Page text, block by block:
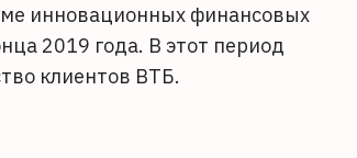
инновационных финансовых
2019 года. В этот период
клиентов ВТБ.